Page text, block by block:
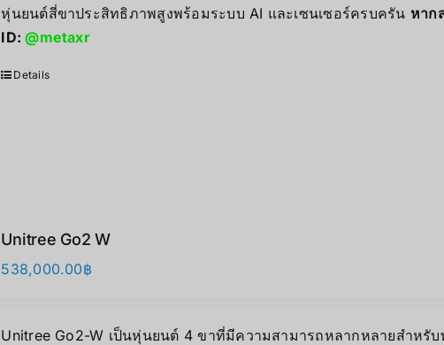
หุ่นยนต์สี่ขาประสิทธิภาพสูงพร้อมระบบ AI และเซนเซอร์ครบครัน หาก
ID:@metaxr
Details
Unitree Go2 W
538,000.00฿
Unitree Go2-W เป็นหุ่นยนต์ 4 ขาที่มีความสามารถหลากหลายสำหรั